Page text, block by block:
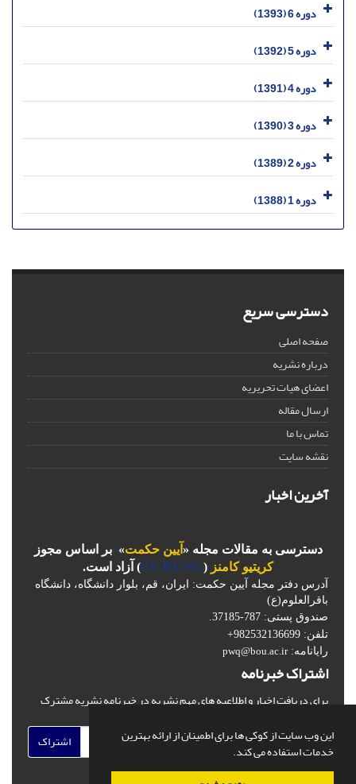
این وب سایت از کوکی ها برای اطمینان از ارائه بهترین
خدمات استفاده می کند.
دوره 6 (1393)
دوره 5 (1392)
دوره 4 (1391)
دوره 3 (1390)
دوره 2 (1389)
دوره 1 (1388)
دسترسی سریع
صفحه اصلی
درباره نشریه
اعضای هیات تحریریه
ارسال مقاله
تماس با ما
نقشه سایت
آخرین اخبار
دسترسی به مقالات مجله « آیین حکمت» بر اساس مجوز
کریتیو کامنز (
CC BY-NC) آزاد است.
آدرس دفتر مجله آیین حکمت: ایران، قم، بلوار دانشگاه، دانشگاه
باقرالعلوم(ع)
صندوق پستی: 787-37185.
تلفن: 982532136699+
رایانامه:pwq@bou.ac.ir
اشتراک خبرنامه
برای دریافت اخبار و اطلاعیه های مهم نشریه در خبرنامه نشریه مشترک
اشتراک